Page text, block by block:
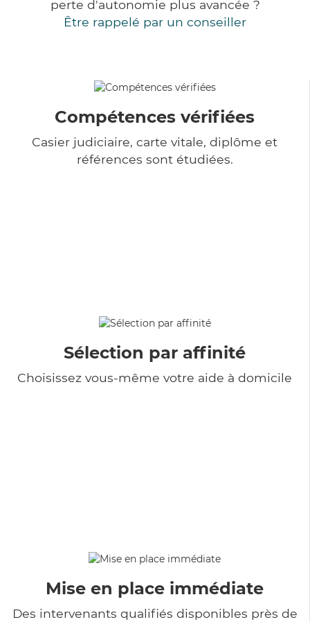
perte d'autonomie plus avancée ?
Être rappelé par un conseiller
Compétences vérifiées
Casier judiciaire, carte vitale, diplôme et
références sont étudiées.
Sélection par affinité
Choisissez vous-même votre aide à domicile
Mise en place immédiate
Des intervenants qualifiés disponibles près de